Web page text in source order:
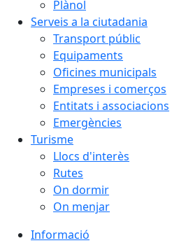
Plànol
Serveis a la ciutadania
Transport públic
Equipaments
Oficines municipals
Empreses i comerços
Entitats i associacions
Emergències
Turisme
Llocs d'interès
Rutes
On dormir
On menjar
Informació